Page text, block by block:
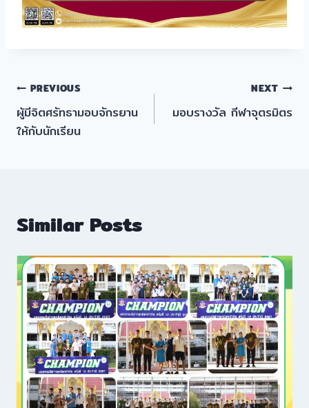
แนะแนว
เรื่อง
PREVIOUS
ผู้มีจิตศรัทธามอบจักรยาน
ให้กับนักเรียน
NEXT
มอบรางวัล กีฬาจุตรมิตร
Similar Posts